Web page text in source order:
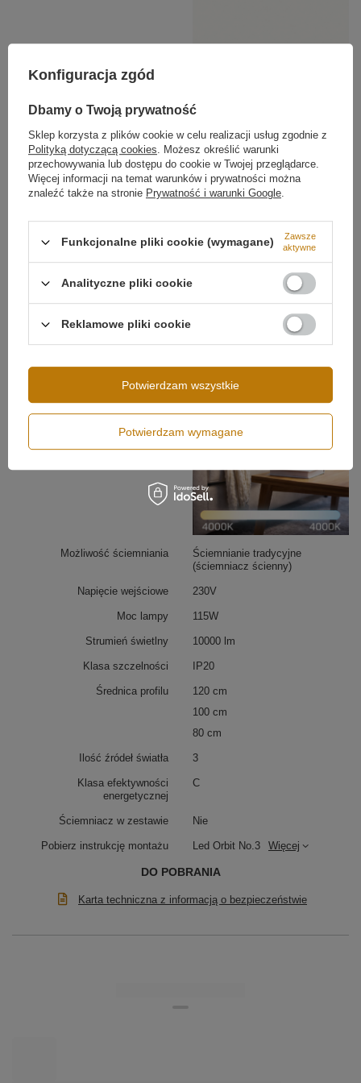
Regulacja wysokości i aranżacji
Każdy ring można regulować pod względem wysokości
swobodę w tworzeniu indywidualnych kompozycji
nowoczesne, asymetryczne układy. Lampa dopasowuje
uzupełnieniem, jak i centralnym punktem aranżacji.
. Ten materiał gwarantuje nie tylko elegancki
wygląd, ale także wysoką trwałość i skuteczne
modułów LED. Minimalistyczna, nowoczesna forma
aranżacjami w stylu skandynawskim, nowoczesnym i
Typ lampy
Minimalistyczny
Kierunek światła Do wewnątrz
Wysokość całkowita lampy 150 cm
Szerokość lampy 120 cm
Zakres regulacji wysokości od 100 cm do 150 cm
Źródło światła LED SMD2835
Temperatura barwowa światła
Biała neutralna 4000
Możliwość ściemniania
Ściemnianie tradycyjne
(ściemniacz ścienny)
Napięcie wejściowe 230V
Moc lampy 115W
Strumień świetlny 10000 lm
Klasa szczelności IP20
Średnica profilu
120 cm
100 cm
80 cm
Ilość źródeł światła 3
Klasa efektywności
energetycznej
C
Ściemniacz w zestawie Nie
Pobierz instrukcję montażu Led Orbit No.3 Więcej
DO POBRANIA
Karta techniczna z informacją o bezpieczeństwie
Konfiguracja zgód
Dbamy o Twoją prywatność
Sklep korzysta z plików cookie w celu realizacji usług zgodnie z
Polityką dotyczącą cookies. Możesz określić warunki
przechowywania lub dostępu do cookie w Twojej przeglądarce.
Więcej informacji na temat warunków i prywatności można
znaleźć także na stronie Prywatność i warunki Google.
Funkcjonalne pliki cookie (wymagane)
Zawsze
aktywne
Analityczne pliki cookie
Reklamowe pliki cookie
Potwierdzam wymagane
Potwierdzam wszystkie